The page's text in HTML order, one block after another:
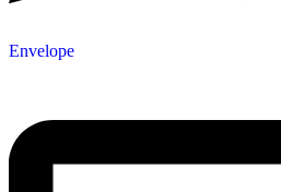
Envelope